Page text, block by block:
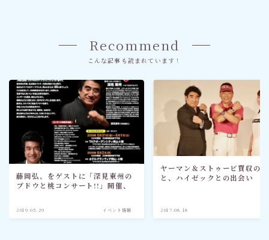
Recommend
こんな記事も読まれています！
藤岡弘、をゲストに「深見東州の
ブドウと桃コンサート!!」開催、
2019.05.29 イベント情報
ヤーマン＆ストゥービ買収の
と、ハイゼックとの出会い
2017.08.18